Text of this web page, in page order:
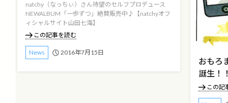
natchy（なっちぃ）さん待望のセルフプロデュース
NEWALBUM「一歩ずつ」絶賛販売中♪【natchyオフ
ィシャルサイト山田七海】
この記事を読む
News 2016年7月15日
おもろ
誕生！
この記